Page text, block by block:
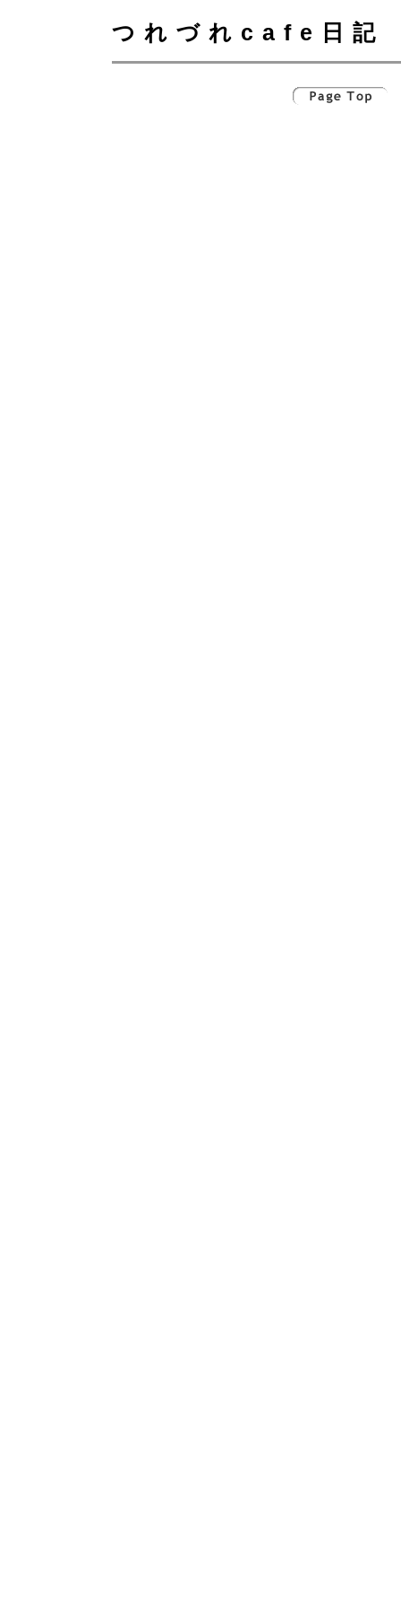
つれづれcafe日記